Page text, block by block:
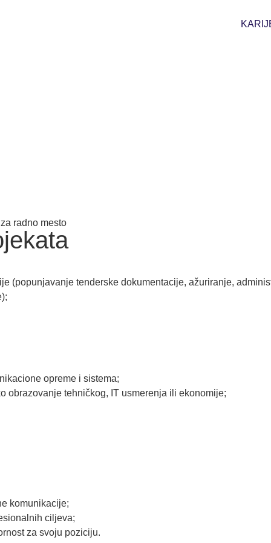
radno mesto
(popunjavanje tenderske dokumentacije, ažuriranje,
opreme i sistema;
obrazovanje tehničkog, IT usmerenja ili ekonomije;
komunikacije;
ciljeva;
za svoju poziciju.